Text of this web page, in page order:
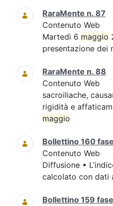
RaraMente n. 87
Contenuto Web
Martedì 6 maggio
presentazione dei
RaraMente n. 88
Contenuto Web
sacroiliache,
rigidità e
maggio
Bollettino 160
Contenuto Web
Diffusione •
calcolato con dati
Bollettino 159